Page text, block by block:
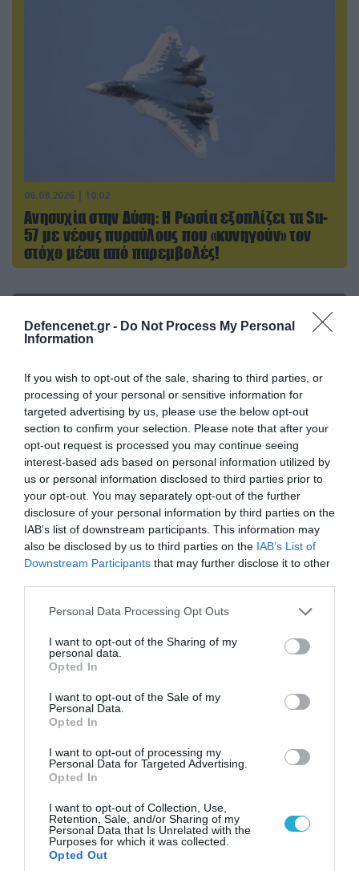
Defencenet.gr - Do Not Process My Personal
Information
If you wish to opt-out of the sale, sharing to third parties, or
processing of your personal or sensitive information for
targeted advertising by us, please use the below opt-out
section to confirm your selection. Please note that after your
opt-out request is processed you may continue seeing
interest-based ads based on personal information utilized by
us or personal information disclosed to third parties prior to
your opt-out. You may separately opt-out of the further
disclosure of your personal information by third parties on the
IAB’s list of downstream participants. This information may
also be disclosed by us to third parties on the IAB’s List of
Downstream Participants that may further disclose it to other
Please note that this website/app uses one or more Google
not limited to your visit or usage behaviour. You may click to
grant or deny consent to Google and its third-party tags to
use your data for below specified purposes in below Google
consent section.
Personal Data Processing Opt Outs
I want to opt-out of the Sharing of my
personal data.
Opted In
I want to opt-out of the Sale of my
Personal Data.
Opted In
I want to opt-out of processing my
Personal Data for Targeted Advertising.
Opted In
I want to opt-out of Collection, Use,
Retention, Sale, and/or Sharing of my
Personal Data that Is Unrelated with the
Purposes for which it was collected.
Opted Out
06.08.2026 | 10:02
Ανησυχία στην Δύση: H Ρωσία εξοπλίζει τα Su-
57 με νέους πυραύλους που «κυνηγούν» τον
στόχο μέσα από παρεμβολές!
06.08.2026 | 14:02
«Επιχείρηση ελεύθερα πεζοδρόμια» στην
Αθήνα: Απομακρύνθηκαν παράνομα
αντικείμενα από κοινόχρηστους χώρους
06.08.2026 | 09:03
«Οι εντελώς αθώοι»: Η ανάρτηση του Αρκά για
τα ζώα που χάθηκαν στις πυρκαγιές της